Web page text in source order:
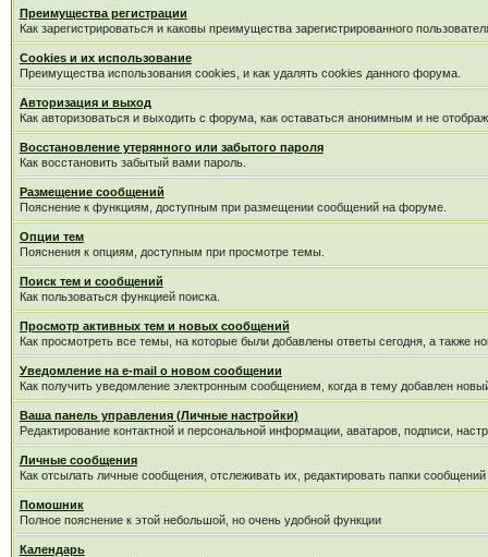
Преимущества регистрации
Как зарегистрироваться и каковы преимущества зарегистрированного
Cookies и их использование
Преимущества использования cookies, и как удалять cookies данного форума.
Авторизация и выход
Как авторизоваться и выходить с форума, как оставаться анонимным и не
Восстановление утерянного или забытого пароля
Как восстановить забытый вами пароль.
Размещение сообщений
Пояснение к функциям, доступным при размещении сообщений на форуме.
Опции тем
Пояснения к опциям, доступным при просмотре темы.
Поиск тем и сообщений
Как пользоваться функцией поиска.
Просмотр активных тем и новых сообщений
Как просмотреть все темы, на которые были добавлены ответы сегодня, а также
Уведомление на е-mail о новом сообщении
Как получить уведомление электронным сообщением, когда в тему добавлен
Ваша панель управления (Личные настройки)
Редактирование контактной и персональной информации, аватаров, подписи,
Личные сообщения
Как отсылать личные сообщения, отслеживать их, редактировать папки
Помошник
Полное пояснение к этой небольшой, но очень удобной функции
Календарь